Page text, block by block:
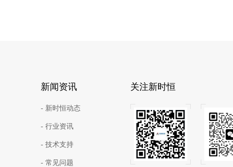
新闻资讯
- 新时恒动态
- 行业资讯
- 技术支持
- 常见问题
关注新时恒